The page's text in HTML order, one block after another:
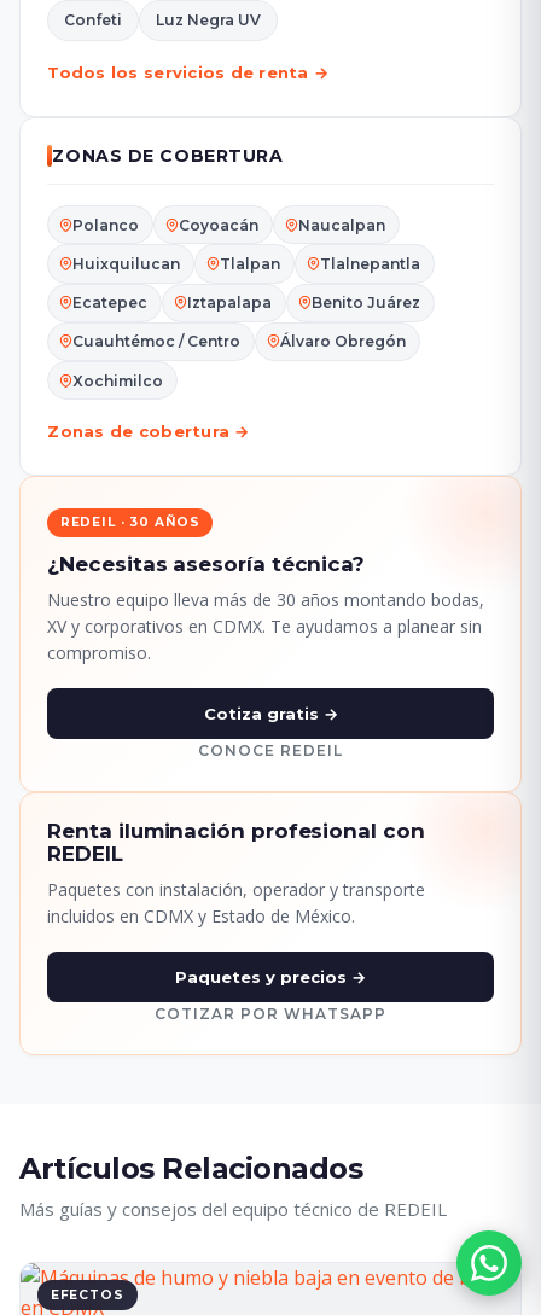
Confeti Luz Negra UV
Todos los servicios de renta →
ZONAS DE COBERTURA
Polanco Coyoacán Naucalpan
Huixquilucan Tlalpan Tlalnepantla
Ecatepec Iztapalapa Benito Juárez
Cuauhtémoc / Centro Álvaro Obregón
Xochimilco
Zonas de cobertura →
REDEIL · 30 AÑOS
¿Necesitas asesoría técnica?
Nuestro equipo lleva más de 30 años montando bodas,
XV y corporativos en CDMX. Te ayudamos a planear sin
compromiso.
Cotiza gratis →
CONOCE REDEIL
Renta iluminación profesional con
REDEIL
Paquetes con instalación, operador y transporte
incluidos en CDMX y Estado de México.
Paquetes y precios →
COTIZAR POR WHATSAPP
Artículos Relacionados
Más guías y consejos del equipo técnico de REDEIL
EFECTOS